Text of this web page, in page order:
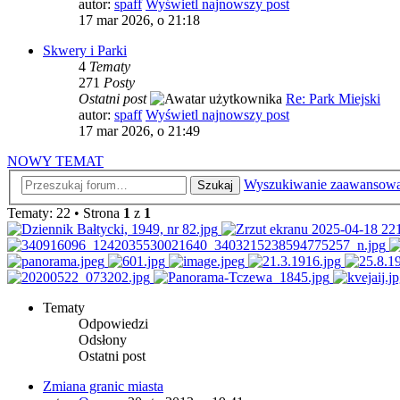
autor: spaff Wyświetl najnowszy post
17 mar 2026, o 21:18
Skwery i Parki
4 Tematy
271 Posty
Ostatni post
Re: Park Miejski
autor: spaff Wyświetl najnowszy post
17 mar 2026, o 21:49
NOWY TEMAT
Szukaj
Wyszukiwanie
Tematy: 22 • Strona 1 z 1
Tematy
Odpowiedzi
Odsłony
Ostatni post
Zmiana granic miasta